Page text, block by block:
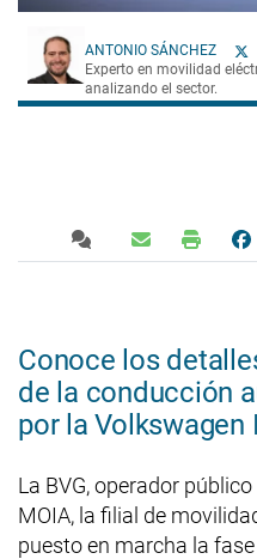
ANTONIO SÁNCHEZ
Experto en movilidad
analizando el sector.
Conoce los
de la conducción
por la Volkswagen
La BVG, operador
MOIA, la filial de
puesto en marcha la